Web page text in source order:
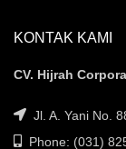
KONTAK KAMI
CV. Hijrah
Jl. A. Yani No.
Phone: (031)